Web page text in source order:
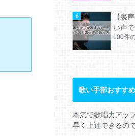
【裏
い声
100件
歌い手部おすす
本気で歌唱力アッ
早く上達できるの